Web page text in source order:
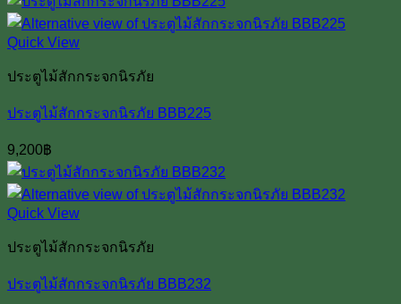
Quick View
ประตูไม้สักกระจกนิรภัย
ประตูไม้สักกระจกนิรภัย BBB225
9,200฿
Quick View
ประตูไม้สักกระจกนิรภัย
ประตูไม้สักกระจกนิรภัย BBB232